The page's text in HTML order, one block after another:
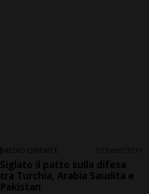
MEDIO ORIENTE 15 ore 1 11
Siglato il patto sulla difesa
tra Turchia, Arabia Saudita e
Pakistan